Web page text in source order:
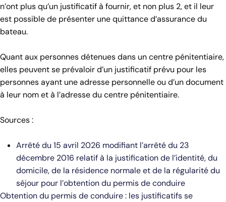
n’ont plus qu’un justificatif à fournir, et non plus 2, et il leur
est possible de présenter une quittance d’assurance du
bateau.
Quant aux personnes détenues dans un centre pénitentiaire,
elles peuvent se prévaloir d’un justificatif prévu pour les
personnes ayant une adresse personnelle ou d’un document
à leur nom et à l’adresse du centre pénitentiaire.
Sources :
Arrêté du 15 avril 2026 modifiant l’arrêté du 23
décembre 2016 relatif à la justification de l’identité, du
domicile, de la résidence normale et de la régularité du
séjour pour l’obtention du permis de conduire
Obtention du permis de conduire : les justificatifs se